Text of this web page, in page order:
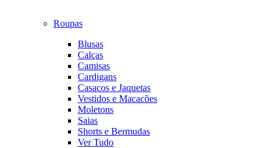
Roupas
Blusas
Calças
Camisas
Cardigans
Casacos e Jaquetas
Vestidos e Macacões
Moletons
Saias
Shorts e Bermudas
Ver Tudo